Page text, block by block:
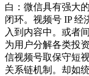
白：微信具有强大
闭环。视频号 IP 经
入到内容中。或者
为用户分解各类投
信视频号取保守短
关系链机制。却如